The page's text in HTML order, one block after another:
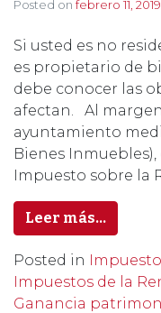
Posted on febrero 11, 2019
Si usted es no
es propietario de
debe conocer las
afectan. Al
ayuntamiento
Bienes Inmuebles),
Impuesto sobre la
Leer más…
Posted in
Impuestos de la
Ganancia